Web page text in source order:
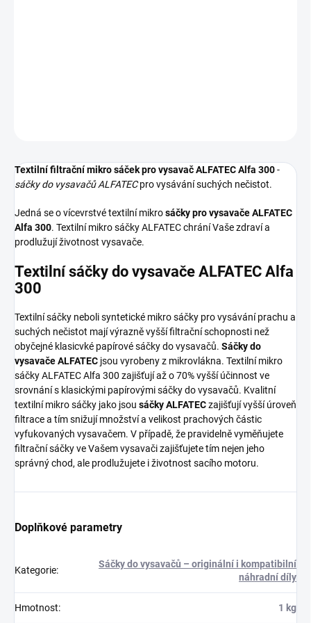
Textilní filtrační mikro sáček pro vysavač ALFATEC Alfa 300-
sáčky do vysavačů ALFATECpro vysávání suchých nečistot.
Jedná se o vícevrstvé textilní mikrosáčky pro vysavače ALFATEC
Alfa 300. Textilní mikro sáčky ALFATEC chrání Vaše zdraví a
prodlužují životnost vysavače.
Textilní sáčky do vysavače ALFATEC Alfa
300
Textilní sáčky neboli syntetické mikro sáčky pro vysávání prachu a
suchých nečistot mají výrazně vyšší filtrační schopnosti než
obyčejné klasicvké papírové sáčky do vysavačů. Sáčky do
vysavače ALFATEC jsou vyrobeny z mikrovlákna. Textilní mikro
sáčky ALFATEC Alfa 300 zajišťují až o 70% vyšší účinnost ve
srovnání s klasickými papírovými sáčky do vysavačů. Kvalitní
textilní mikro sáčky jako jsou sáčky ALFATECzajišťují vyšší úroveň
filtrace a tím snižují množství a velikost prachových částic
vyfukovaných vysavačem. V případě, že pravidelně vyměňujete
filtrační sáčky ve Vašem vysavači zajišťujete tím nejen jeho
správný chod, ale prodlužujete i životnost sacího motoru.
Doplňkové parametry
Kategorie:
Sáčky do vysavačů – originální i kompatibilní
náhradní díly
Hmotnost: 1 kg